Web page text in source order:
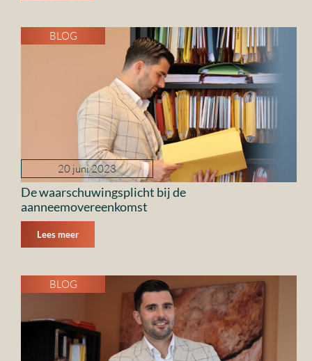
BLOG
20 juni 2023
De waarschuwingsplicht bij de
aanneemovereenkomst
Lees meer
BLOG